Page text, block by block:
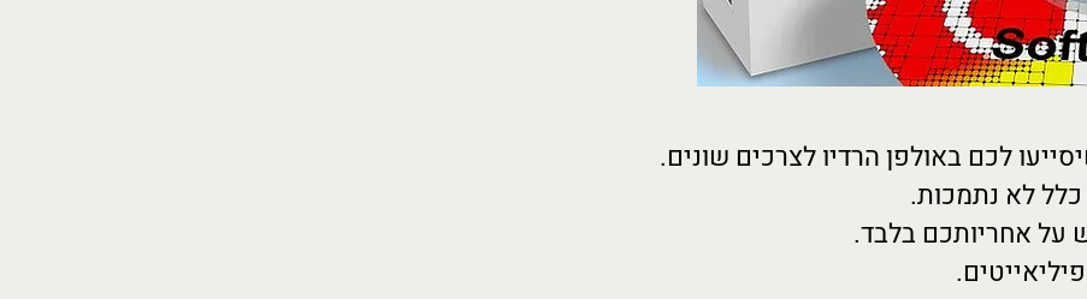
לכם באולפן הרדיו לצרכים שונים.
כלל לא נתמכות.
על אחריותכם בלבד.